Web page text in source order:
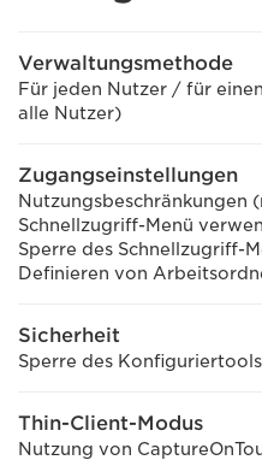
Verwaltungsmethode
Für jeden Nutzer / für
alle Nutzer)
Zugangseinstellungen
Nutzungsbeschränkungen
Schnellzugriff-Menü
Sperre des Schnellzugriff-
Definieren von
Sicherheit
Sperre des
Thin-Client-Modus
Nutzung von